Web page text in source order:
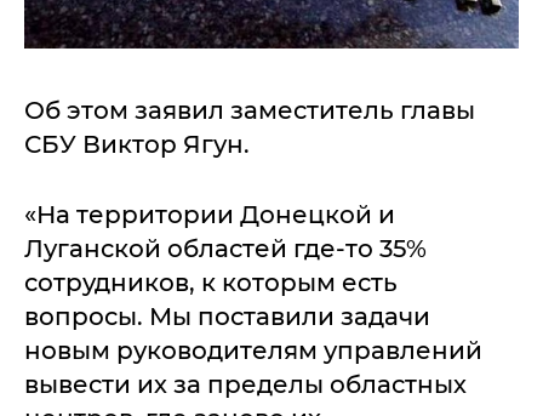
Об этом заявил заместитель главы
СБУ Виктор Ягун.
«На территории Донецкой и
Луганской областей где-то 35%
сотрудников, к которым есть
вопросы. Мы поставили задачи
новым руководителям управлений
вывести их за пределы областных